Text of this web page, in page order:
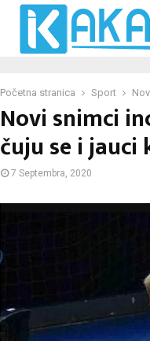
Početna stranica Sport
Novi snimci
čuju se i jauci
7 Septembra, 2020